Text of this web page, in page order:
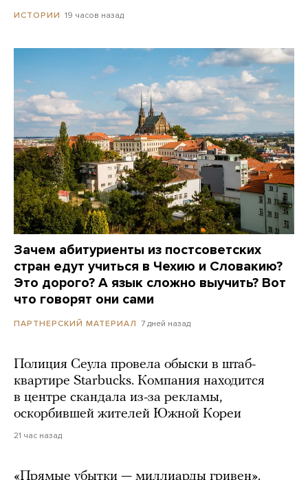
ИСТОРИИ 19 часов назад
Зачем абитуриенты из постсоветских
стран едут учиться в Чехию и Словакию?
Это дорого? А язык сложно выучить? Вот
что говорят они сами
ПАРТНЕРСКИЙ МАТЕРИАЛ 7 дней назад
Полиция Сеула провела обыски в штаб-
квартире Starbucks. Компания находится
в центре скандала из-за рекламы,
оскорбившей жителей Южной Кореи
21 час назад
«Прямые убытки — миллиарды гривен».